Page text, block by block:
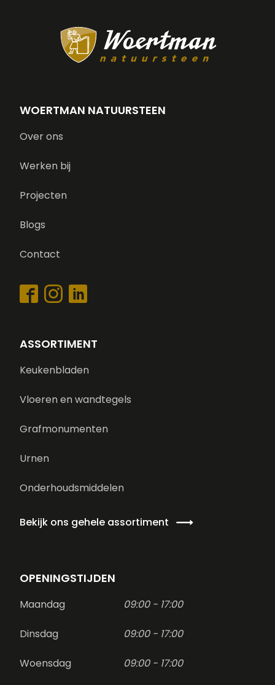
WOERTMAN NATUURSTEEN
Over ons
Werken bij
Projecten
Blogs
Contact
ASSORTIMENT
Keukenbladen
Vloeren en wandtegels
Grafmonumenten
Urnen
Onderhoudsmiddelen
Bekijk ons gehele assortiment
OPENINGSTIJDEN
Maandag 09:00 - 17:00
Dinsdag 09:00 - 17:00
Woensdag 09:00 - 17:00